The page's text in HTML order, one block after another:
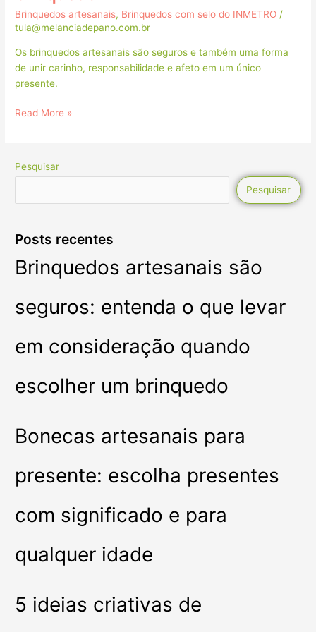
Brinquedos artesanais, Brinquedos com selo do INMETRO /
tula@melanciadepano.com.br
Os brinquedos artesanais são seguros e também uma forma
de unir carinho, responsabilidade e afeto em um único
presente.
Read More »
Pesquisar
Pesquisar
Posts recentes
Brinquedos artesanais são
seguros: entenda o que levar
em consideração quando
escolher um brinquedo
Bonecas artesanais para
presente: escolha presentes
com significado e para
qualquer idade
5 ideias criativas de